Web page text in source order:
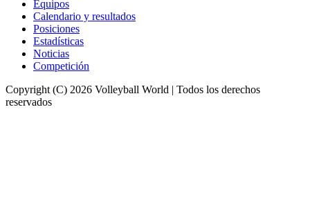
Equipos
Calendario y resultados
Posiciones
Estadísticas
Noticias
Competición
Copyright (C) 2026 Volleyball World | Todos los derechos
reservados